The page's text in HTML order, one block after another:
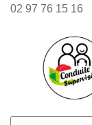
02 97 76 15 16